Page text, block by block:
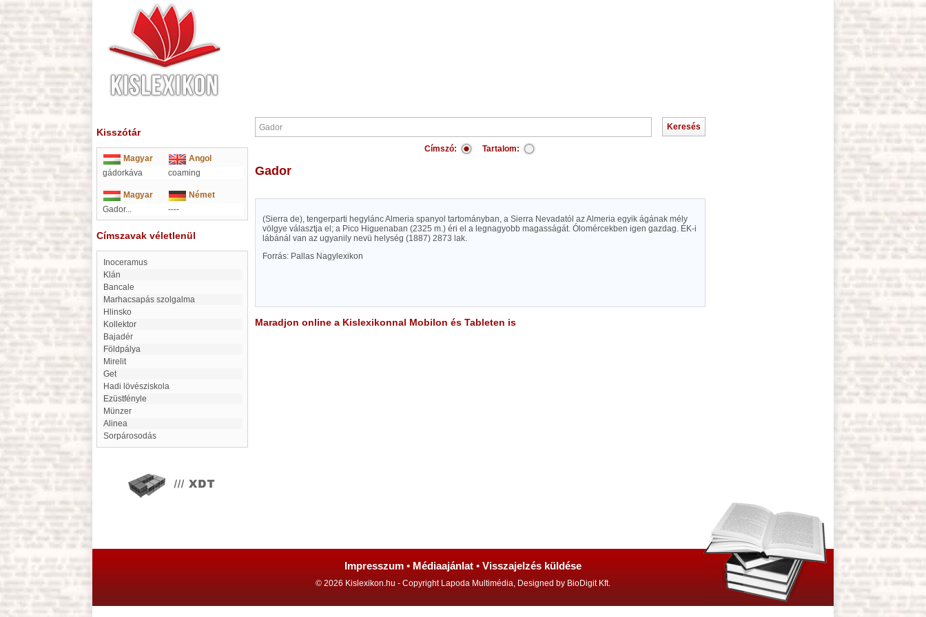
Kisszótár
Magyar
Angol
gádorkáva
coaming
Magyar
Német
Gador...
----
Címszavak véletlenül
Inoceramus
klán
Bancale
Marhacsapás szolgalma
Hlinsko
kollektor
Bajadér
Földpálya
Mirelit
Get
Hadi lövésziskola
Ezüstfényle
Münzer
alinea
sorpárosodás
Címszó: Tartalom:
Gador
(Sierra de), tengerparti hegylánc Almeria spanyol tartományban, a Sierra Nevadatól az Almeria egyik ágának mély
völgye választja el; a Pico Higuenaban (2325 m.) éri el a legnagyobb magasságát. Ólomércekben igen gazdag. ÉK-i
lábánál van az ugyanily nevü helység (1887) 2873 lak.
Forrás: Pallas Nagylexikon
Maradjon online a Kislexikonnal Mobilon és Tableten is
Impresszum • Médiaajánlat • Visszajelzés küldése
© 2026 Kislexikon.hu - Copyright Lapoda Multimédia, Designed by BioDigit Kft.